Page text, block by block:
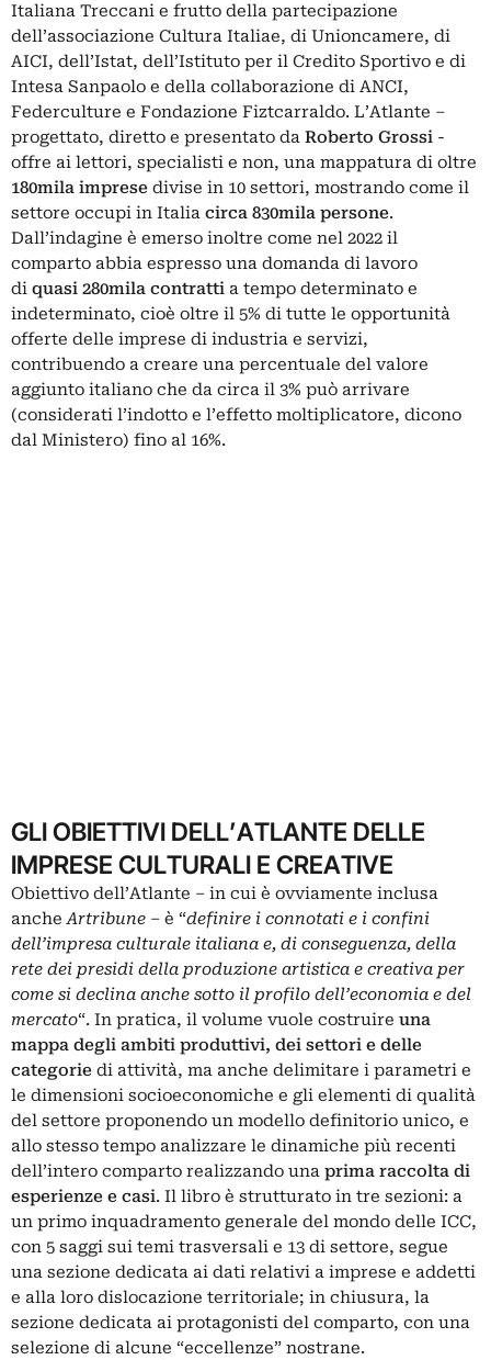
Italiana Treccani e frutto della partecipazione
dell’associazione Cultura Italiae, di Unioncamere, di
AICI, dell’Istat, dell’Istituto per il Credito Sportivo e di
Intesa Sanpaolo e della collaborazione di ANCI,
Federculture e Fondazione Fiztcarraldo. L’Atlante –
progettato, diretto e presentato da Roberto Grossi -
offre ai lettori, specialisti e non, una mappatura di oltre
180mila imprese divise in 10 settori, mostrando come il
settore occupi in Italia circa 830mila persone.
Dall’indagine è emerso inoltre come nel 2022 il
comparto abbia espresso una domanda di lavoro
di quasi 280mila contratti a tempo determinato e
indeterminato, cioè oltre il 5% di tutte le opportunità
offerte delle imprese di industria e servizi,
contribuendo a creare una percentuale del valore
aggiunto italiano che da circa il 3% può arrivare
(considerati l’indotto e l’effetto moltiplicatore, dicono
dal Ministero) fino al 16%.
GLI OBIETTIVI DELL’ATLANTE DELLE
IMPRESE CULTURALI E CREATIVE
Obiettivo dell’Atlante – in cui è ovviamente inclusa
ancheArtribune – è “definire i connotati e i confini
dell’impresa culturale italiana e, di conseguenza, della
rete dei presidi della produzione artistica e creativa per
come si declina anche sotto il profilo dell’economia e del
mercato“. In pratica, il volume vuole costruire una
mappa degli ambiti produttivi, dei settori e delle
categorie di attività, ma anche delimitare i parametri e
le dimensioni socioeconomiche e gli elementi di qualità
del settore proponendo un modello definitorio unico, e
allo stesso tempo analizzare le dinamiche più recenti
dell’intero comparto realizzando una prima raccolta di
esperienze e casi. Il libro è strutturato in tre sezioni: a
un primo inquadramento generale del mondo delle ICC,
con 5 saggi sui temi trasversali e 13 di settore, segue
una sezione dedicata ai dati relativi a imprese e addetti
e alla loro dislocazione territoriale; in chiusura, la
sezione dedicata ai protagonisti del comparto, con una
selezione di alcune “eccellenze” nostrane.